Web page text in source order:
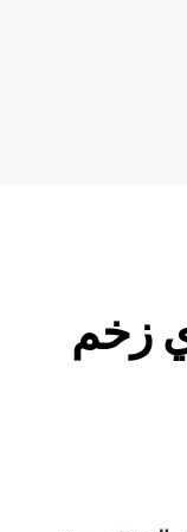
زخم